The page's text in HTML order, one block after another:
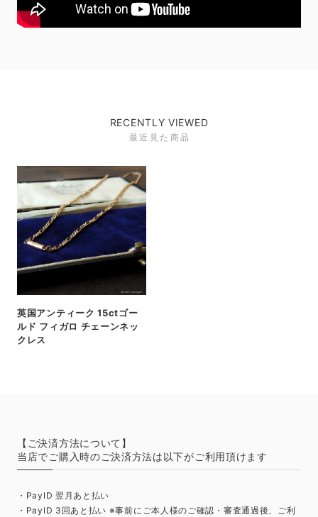
RECENTLY VIEWED
最近見た商品
英国アンティーク 15ctゴー
ルド フィガロ チェーンネッ
クレス
【ご決済方法について】
当店でご購入時のご決済方法は以下がご利用頂けます
・PayID 翌月あと払い
・PayID 3回あと払い ※事前にご本人様のご確認・審査通過後、ご利